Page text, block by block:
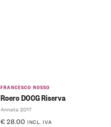
FRANCESCO ROSSO
Roero DOCG Riserva
Annata 2017
€28.00 INCL. IVA